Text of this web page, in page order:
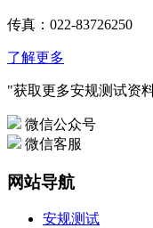
传真：022-83726250
了解更多
"获取更多安规测试资
微信公众号
微信客服
网站导航
安规测试